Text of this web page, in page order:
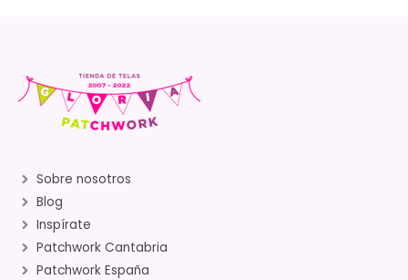
Sobre nosotros
Blog
Inspírate
Patchwork Cantabria
Patchwork España